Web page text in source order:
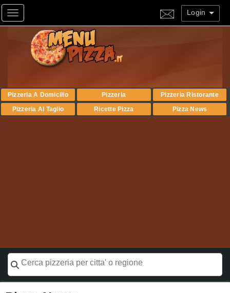
Toggle navigation Login
Pizzeria A Domicilio Pizzeria
Pizzeria Ristorante
Pizzeria Al Taglio
Ricette Pizza Pizza News